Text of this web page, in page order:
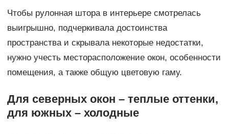
Чтобы рулонная штора в интерьере смотрелась
выигрышно, подчеркивала достоинства
пространства и скрывала некоторые недостатки,
нужно учесть месторасположение окон, особенности
помещения, а также общую цветовую гаму.
Для северных окон – теплые оттенки,
для южных – холодные